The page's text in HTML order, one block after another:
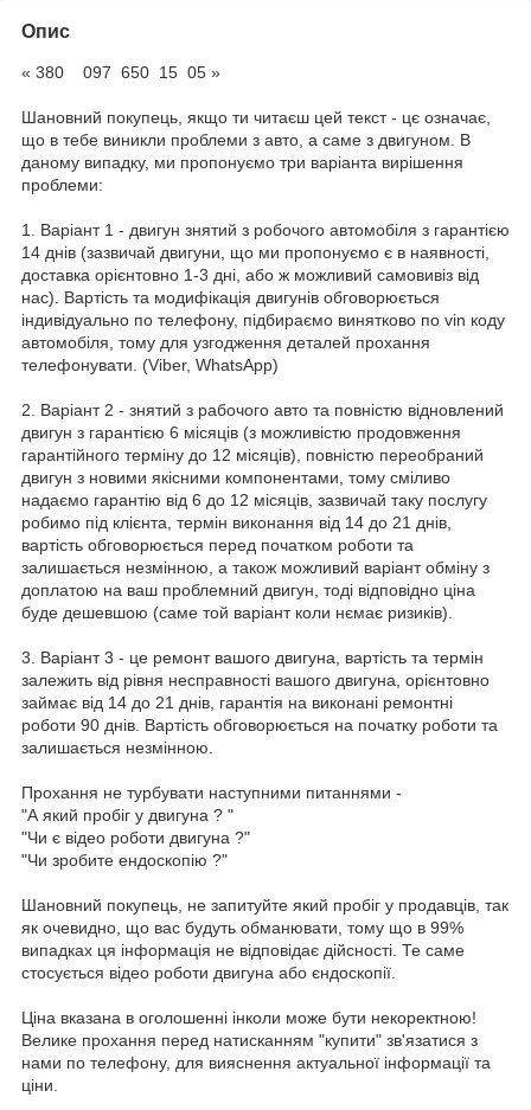
Опис
« 380 097 650 15 05 »
Шановний покупець, якщо ти читаєш цей текст - цє означає,
що в тебе виникли проблеми з авто, а саме з двигуном. В
даному випадку, ми пропонуємо три варіанта вирішення
проблеми:
1. Варіант 1 - двигун знятий з робочого автомобіля з гарантією
14 днів (зазвичай двигуни, що ми пропонуємо є в наявності,
доставка орієнтовно 1-3 дні, або ж можливий самовивіз від
нас). Вартість та модифікація двигунів обговорюється
індивідуально по телефону, підбираємо винятково по vin коду
автомобіля, тому для узгодження деталей прохання
телефонувати. (Viber, WhatsApp)
2. Варіант 2 - знятий з рабочого авто та повністю відновлений
двигун з гарантією 6 місяців (з можливістю продовження
гарантійного терміну до 12 місяців), повністю переобраний
двигун з новими якісними компонентами, тому сміливо
надаємо гарантію від 6 до 12 місяців, зазвичай таку послугу
робимо під клієнта, термін виконання від 14 до 21 днів,
вартість обговорюється перед початком роботи та
залишається незмінною, а також можливий варіант обміну з
доплатою на ваш проблемний двигун, тоді відповідно ціна
буде дешевшою (саме той варіант коли нємає ризиків).
3. Варіант 3 - це ремонт вашого двигуна, вартість та термін
залежить від рівня несправності вашого двигуна, орієнтовно
займає від 14 до 21 днів, гарантія на виконані ремонтні
роботи 90 днів. Вартість обговорюється на початку роботи та
залишається незмінною.
Прохання не турбувати наступними питаннями -
"А який пробіг у двигуна ? "
"Чи є відео роботи двигуна ?"
"Чи зробите ендоскопію ?"
Шановний покупець, не запитуйте який пробіг у продавців, так
як очевидно, що вас будуть обманювати, тому що в 99%
випадках ця інформація не відповідає дійсності. Те саме
стосується відео роботи двигуна або єндоскопії.
Ціна вказана в оголошенні інколи може бути некоректною!
Велике прохання перед натисканням "купити" зв'язатися з
нами по телефону, для вияснення актуальної інформації та
ціни.